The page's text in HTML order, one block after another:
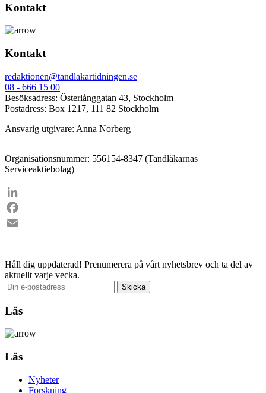
Kontakt
Kontakt
redaktionen@tandlakartidningen.se
08 - 666 15 00
Besöksadress: Österlånggatan 43, Stockholm
Postadress: Box 1217, 111 82 Stockholm
Ansvarig utgivare: Anna Norberg
Organisationsnummer: 556154-8347 (Tandläkarnas
Serviceaktiebolag)
LinkedIn
Facebook
Håll dig uppdaterad! Prenumerera på vårt nyhetsbrev och ta del av
aktuellt varje vecka.
Läs
Läs
Nyheter
Forskning